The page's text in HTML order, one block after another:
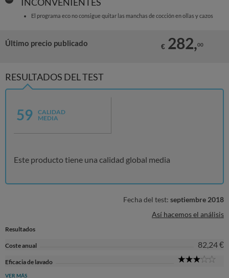
El programa eco no consigue quitar las manchas de cocción en ollas y cazos
Último precio publicado € 282,00
RESULTADOS DEL TEST
59
CALIDAD
MEDIA
Este producto tiene una calidad global media
Fecha del test: septiembre 2018
Así hacemos el análisis
Resultados
Coste anual 82,24 €
Eficacia de lavado
VER MÁS